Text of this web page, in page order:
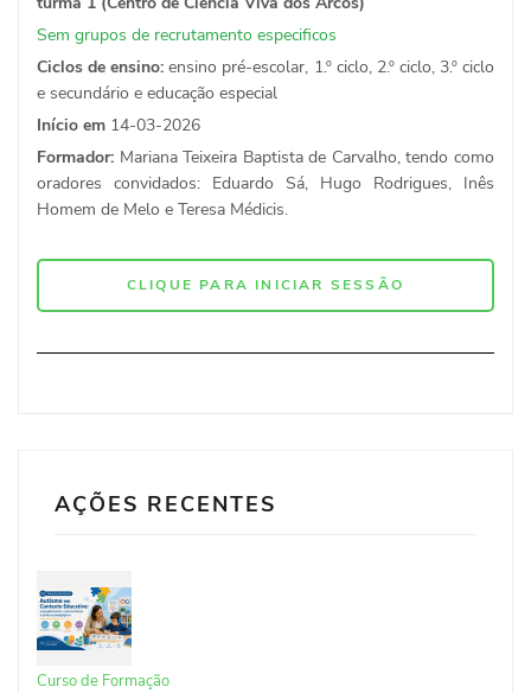
Sem grupos de recrutamento especificos
Ciclos de ensino: ensino pré-escolar, 1.º ciclo, 2.º ciclo, 3.º ciclo
e secundário e educação especial
Início em 14-03-2026
Formador: Mariana Teixeira Baptista de Carvalho, tendo como
oradores convidados: Eduardo Sá, Hugo Rodrigues, Inês
Homem de Melo e Teresa Médicis.
CLIQUE PARA INICIAR SESSÃO
AÇÕES RECENTES
Curso de Formação